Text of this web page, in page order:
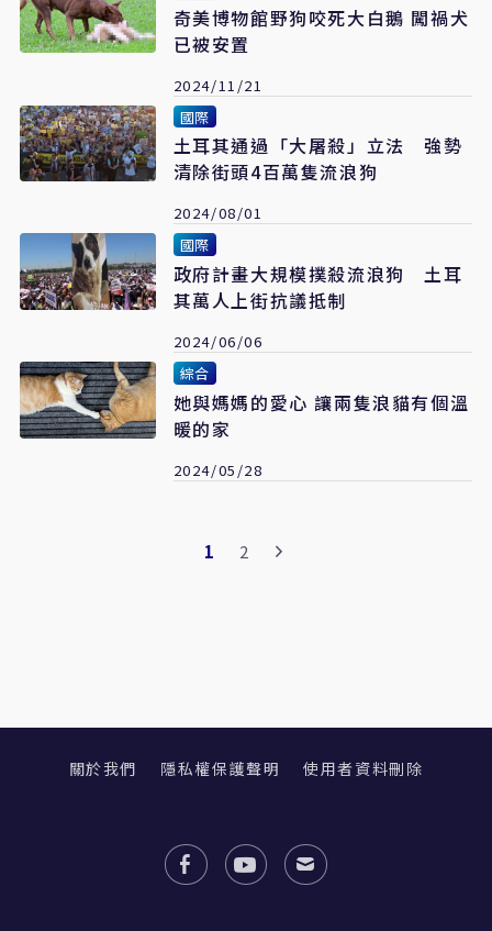
奇美博物館野狗咬死大白鵝 闖禍犬
已被安置
2024/11/21
國際
土耳其通過「大屠殺」立法 強勢
清除街頭4百萬隻流浪狗
2024/08/01
國際
政府計畫大規模撲殺流浪狗 土耳
其萬人上街抗議抵制
2024/06/06
綜合
她與媽媽的愛心 讓兩隻浪貓有個溫
暖的家
2024/05/28
1 2
關於我們 隱私權保護聲明 使用者資料刪除